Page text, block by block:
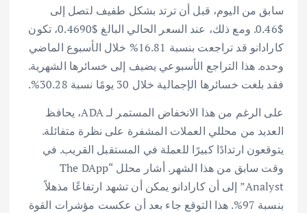
سابق من اليوم، قبل أن ترتد بشكل طفيف لتصل إلى
$0.46. ومع ذلك، عند السعر الحالي البالغ $0.4690، تكون
كارادانو قد تراجعت بنسبة 16.81% خلال الأسبوع الماضي
وحده. هذا التراجع الأسبوعي يضيف إلى خسائرها الشهرية.
فقد بلغت خسائرها الإجمالية خلال 30 يومًا نسبة 30.28%.
على الرغم من هذا الانخفاض المستمر لـ ADA، يحافظ
العديد من محللي العملات المشفرة على نظرة متفائلة.
يتوقعون ارتدادًا كبيرًا للعملة في المستقبل القريب. في
وقت سابق من هذا الشهر. أشار محلل “The DApp
Analyst” إلى أن كارادانو يمكن أن تشهد ارتفاعًا مذهلاً
بنسبة 97%. هذا التوقع جاء بعد أن عكست مؤشرات القوة